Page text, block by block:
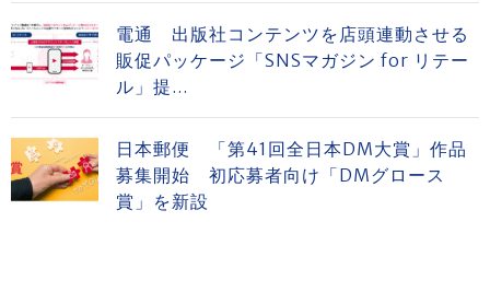
電通 出版社コンテンツを店頭連動させる
販促パッケージ「SNSマガジン for リテー
ル」提...
日本郵便 「第41回全日本DM大賞」作品
募集開始 初応募者向け「DMグロース
賞」を新設